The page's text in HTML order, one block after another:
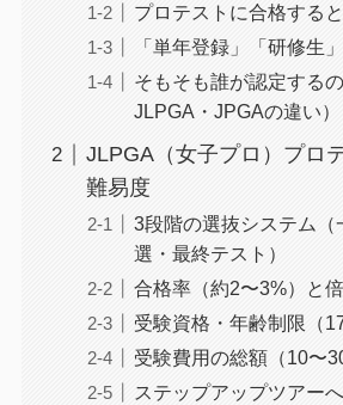
プロテストに合格する
「単年登録」「研修生
そもそも誰が認定する
JLPGA・JPGAの違い）
JLPGA（女子プロ）プロ
難易度
3段階の選抜システム（
選・最終テスト）
合格率（約2〜3%）と
受験資格・年齢制限（
受験費用の総額（10〜
ステップアップツアー